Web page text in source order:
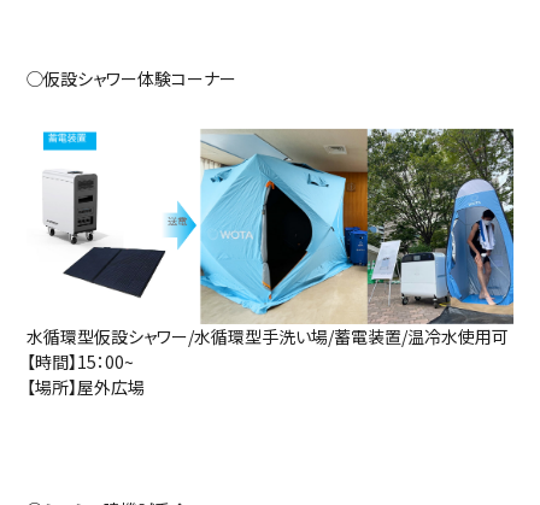
◯仮設シャワー体験コーナー
水循環型仮設シャワー/水循環型手洗い場/蓄電装置/温冷水使用可
【時間】15：00~
【場所】屋外広場